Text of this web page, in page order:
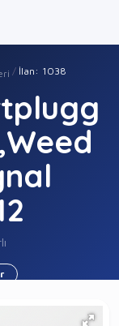
İlan: 1038